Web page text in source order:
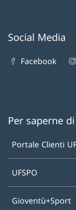
Social Media
Facebook
Per saperne
Portale Clienti
UFSPO
Gioventù+Sport